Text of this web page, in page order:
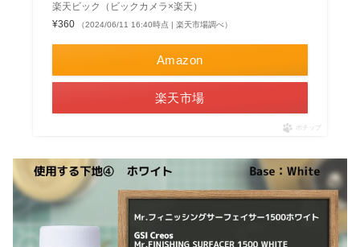
楽天ビック（ビックカメラ×楽天）
¥360
（2024/06/11 16:40時点 | 楽天市場調べ）
Amazon
楽天市場
ポチップ